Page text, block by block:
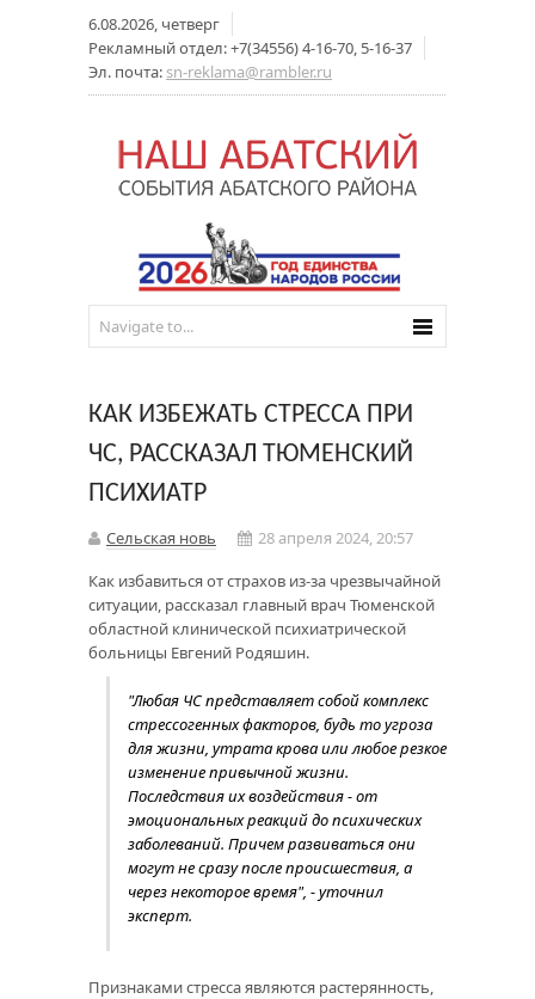
6.08.2026, четверг
Рекламный отдел: +7(34556) 4-16-70, 5-16-37
Эл. почта: sn-reklama@rambler.ru
КАК ИЗБЕЖАТЬ СТРЕССА ПРИ
ЧС, РАССКАЗАЛ ТЮМЕНСКИЙ
ПСИХИАТР
Сельская новь
28 апреля 2024, 20:57
Как избавиться от страхов из-за чрезвычайной
ситуации, рассказал главный врач Тюменской
областной клинической психиатрической
больницы Евгений Родяшин.
"Любая ЧС представляет собой комплекс
стрессогенных факторов, будь то угроза
для жизни, утрата крова или любое резкое
изменение привычной жизни.
Последствия их воздействия - от
эмоциональных реакций до психических
заболеваний. Причем развиваться они
могут не сразу после происшествия, а
через некоторое время", - уточнил
эксперт.
Признаками стресса являются растерянность,